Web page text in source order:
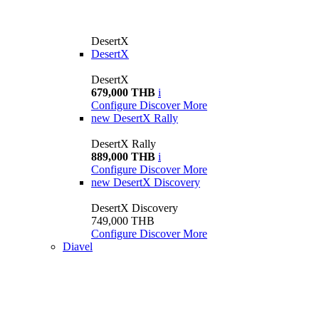
DesertX
DesertX
DesertX
679,000 THB i
Configure Discover More
new DesertX Rally
DesertX Rally
889,000 THB i
Configure Discover More
new DesertX Discovery
DesertX Discovery
749,000 THB
Configure Discover More
Diavel